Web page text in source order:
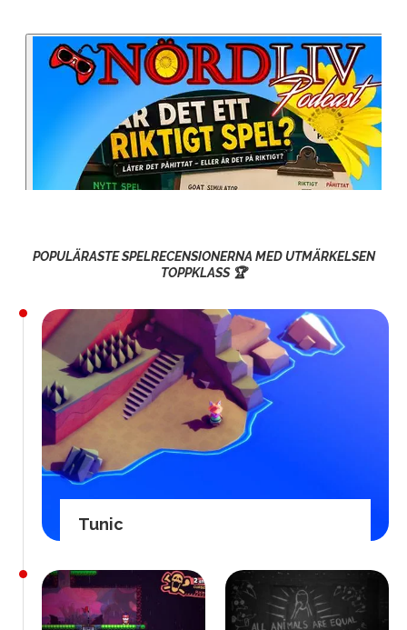
POPULÄRASTE SPELRECENSIONERNA MED UTMÄRKELSEN
TOPPKLASS 🏆
Tunic